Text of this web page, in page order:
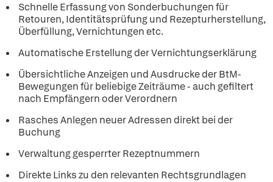
Schnelle Erfassung von Sonderbuchungen für
Retouren, Identitätsprüfung und Rezepturherstellung,
Überfüllung, Vernichtungen etc.
Automatische Erstellung der Vernichtungserklärung
Übersichtliche Anzeigen und Ausdrucke der BtM-
Bewegungen für beliebige Zeiträume - auch gefiltert
nach Empfängern oder Verordnern
Rasches Anlegen neuer Adressen direkt bei der
Buchung
Verwaltung gesperrter Rezeptnummern
Direkte Links zu den relevanten Rechtsgrundlagen